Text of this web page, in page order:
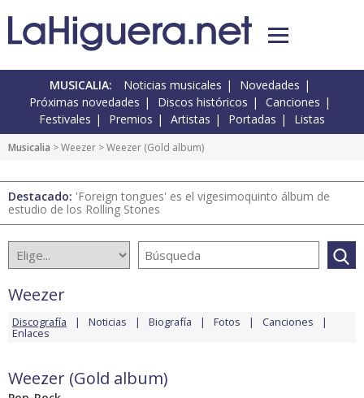
MUSICALIA: Noticias musicales
Novedades
Próximas novedades
Discos históricos
Canciones
Festivales
Premios Artistas Portadas Listas
Musicalia >Weezer > Weezer (Gold album)
Destacado: 'Foreign tongues' es el vigesimoquinto álbum de
estudio de los Rolling Stones
Weezer
Discografía Noticias Biografía Fotos Canciones
Enlaces
Weezer (Gold album)